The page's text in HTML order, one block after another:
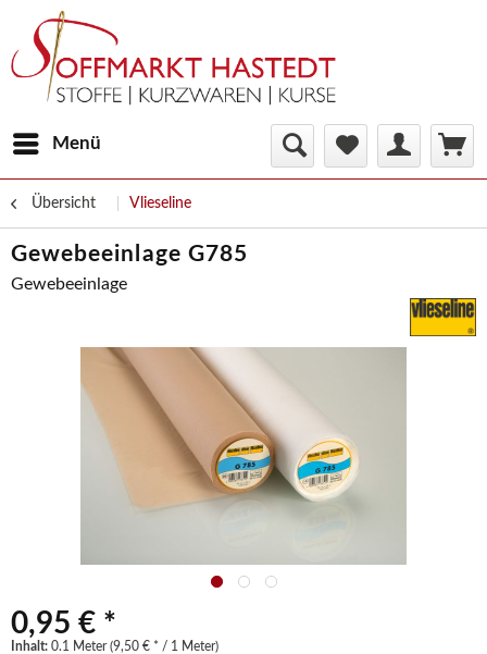
Menü
Übersicht Vlieseline
Gewebeeinlage G785
Gewebeeinlage
0,95 € *
Inhalt: 0.1 Meter (9,50 € * / 1 Meter)